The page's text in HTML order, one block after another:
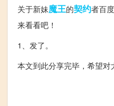
关于新妹魔王的契约者百
来看看吧！
1、发了。
本文到此分享完毕，希望对